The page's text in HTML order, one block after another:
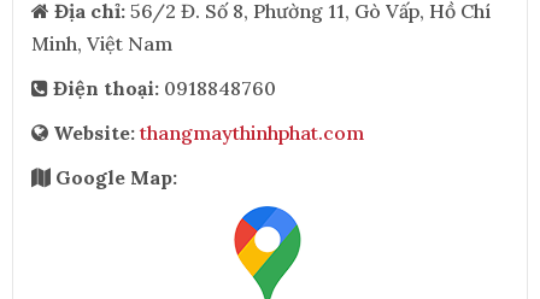
Địa chỉ: 56/2 Đ. Số 8, Phường 11, Gò Vấp, Hồ Chí
Minh, Việt Nam
Điện thoại: 0918848760
Website:thangmaythinhphat.com
Google Map: